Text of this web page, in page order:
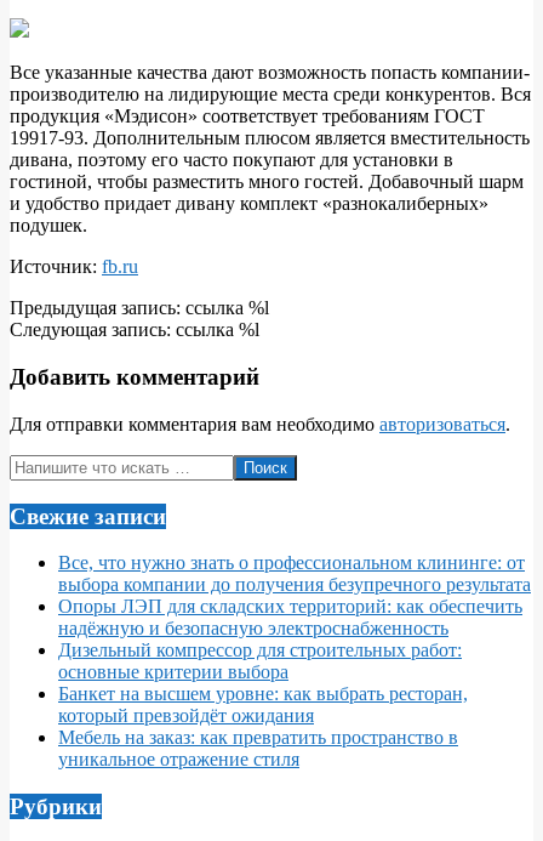
Все указанные качества дают возможность попасть компании-
производителю на лидирующие места среди конкурентов. Вся
продукция «Мэдисон» соответствует требованиям ГОСТ
19917-93. Дополнительным плюсом является вместительность
дивана, поэтому его часто покупают для установки в
гостиной, чтобы разместить много гостей. Добавочный шарм
и удобство придает дивану комплект «разнокалиберных»
подушек.
Источник: fb.ru
2018-
11-
Предыдущая запись: ссылка %l
Следующая запись: ссылка %l
Добавить комментарий
Для отправки комментария вам необходимо авторизоваться.
Поиск
Свежие записи
Все, что нужно знать о профессиональном клининге: от
выбора компании до получения безупречного результата
Опоры ЛЭП для складских территорий: как обеспечить
надёжную и безопасную электроснабженность
Дизельный компрессор для строительных работ:
основные критерии выбора
Банкет на высшем уровне: как выбрать ресторан,
который превзойдёт ожидания
Мебель на заказ: как превратить пространство в
уникальное отражение стиля
Рубрики